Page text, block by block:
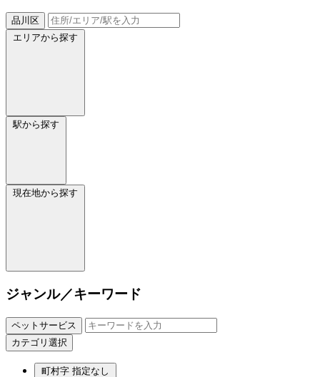
品川区
エリアから探す
駅から探す
現在地から探す
ジャンル／キーワード
ペットサービス
カテゴリ選択
町村字 指定なし